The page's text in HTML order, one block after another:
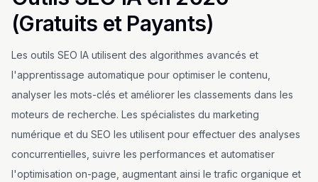
(Gratuits et Payants)
Les outils SEO IA utilisent des algorithmes avancés et
l'apprentissage automatique pour optimiser le contenu,
analyser les mots-clés et améliorer les classements dans les
moteurs de recherche. Les spécialistes du marketing
numérique et du SEO les utilisent pour effectuer des analyses
concurrentielles, suivre les performances et automatiser
l'optimisation on-page, augmentant ainsi le trafic organique et